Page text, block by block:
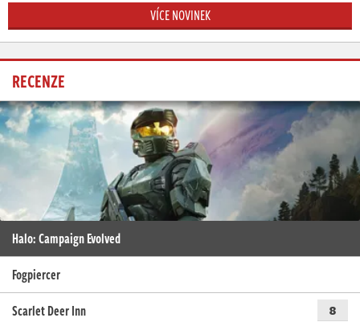
VÍCE NOVINEK
RECENZE
Halo: Campaign Evolved
Fogpiercer
Scarlet Deer Inn
8